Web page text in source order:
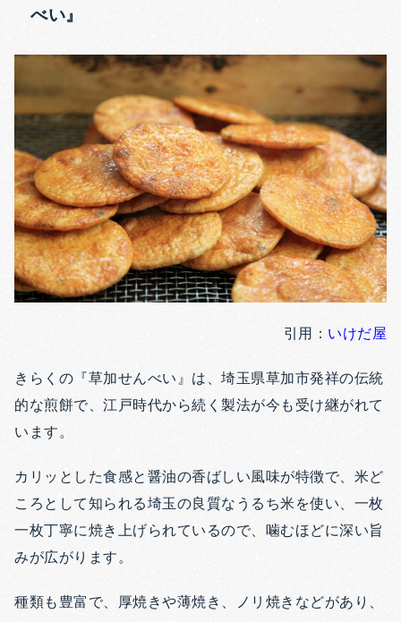
べい』
引用： いけだ屋
きらくの『草加せんべい』は、埼玉県草加市発祥の伝統
的な煎餅で、江戸時代から続く製法が今も受け継がれて
います。
カリッとした食感と醤油の香ばしい風味が特徴で、米ど
ころとして知られる埼玉の良質なうるち米を使い、一枚
一枚丁寧に焼き上げられているので、噛むほどに深い旨
みが広がります。
種類も豊富で、厚焼きや薄焼き、ノリ焼きなどがあり、